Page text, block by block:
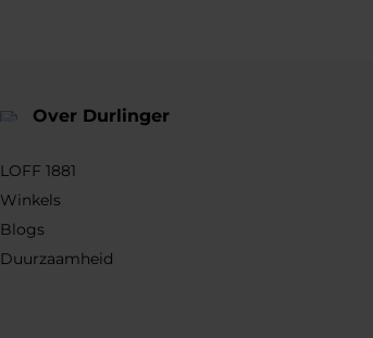
Over Durlinger
LOFF 1881
Winkels
Blogs
Duurzaamheid